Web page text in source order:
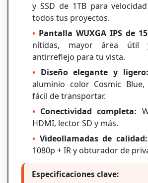
y SSD de 1TB para
todos tus proyectos.
• Pantalla WUXGA IPS de
nítidas, mayor área útil
antirreflejo para tu vista.
• Diseño elegante y ligero:
aluminio color Cosmic
fácil de transportar.
• Conectividad completa:
HDMI, lector SD y más.
• Videollamadas de calidad:
1080p + IR y obturador de
Especificaciones clave: